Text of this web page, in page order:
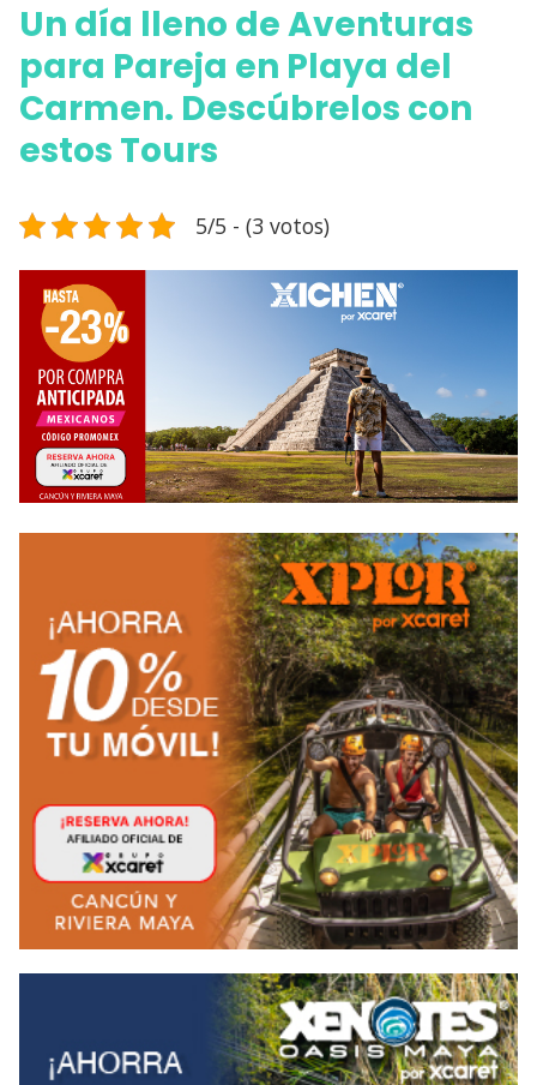
Un día lleno de Aventuras
para Pareja en Playa del
Carmen. Descúbrelos con
estos Tours
5/5 - (3 votos)